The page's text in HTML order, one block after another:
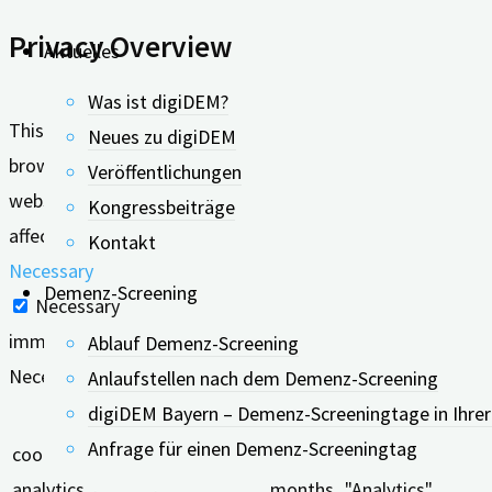
Aktuelles
Was ist digiDEM?
Neues zu digiDEM
Veröffentlichungen
Kongressbeiträge
Kontakt
Demenz-Screening
Ablauf Demenz-Screening
Anlaufstellen nach dem Demenz-Screening
digiDEM Bayern – Demenz-Screeningtage in
Anfrage für einen Demenz-Screeningtag
Privacy Overview
This website uses cookies to improve your experience
browser as they are essential for the working of basic
website. These cookies will be stored in your browser
affect your browsing experience.
Necessary
Necessary
immer aktiv
Necessary cookies are absolutely essential for the
Keks
Dauer
cookielawinfo-checkbox-
11
This cookie is